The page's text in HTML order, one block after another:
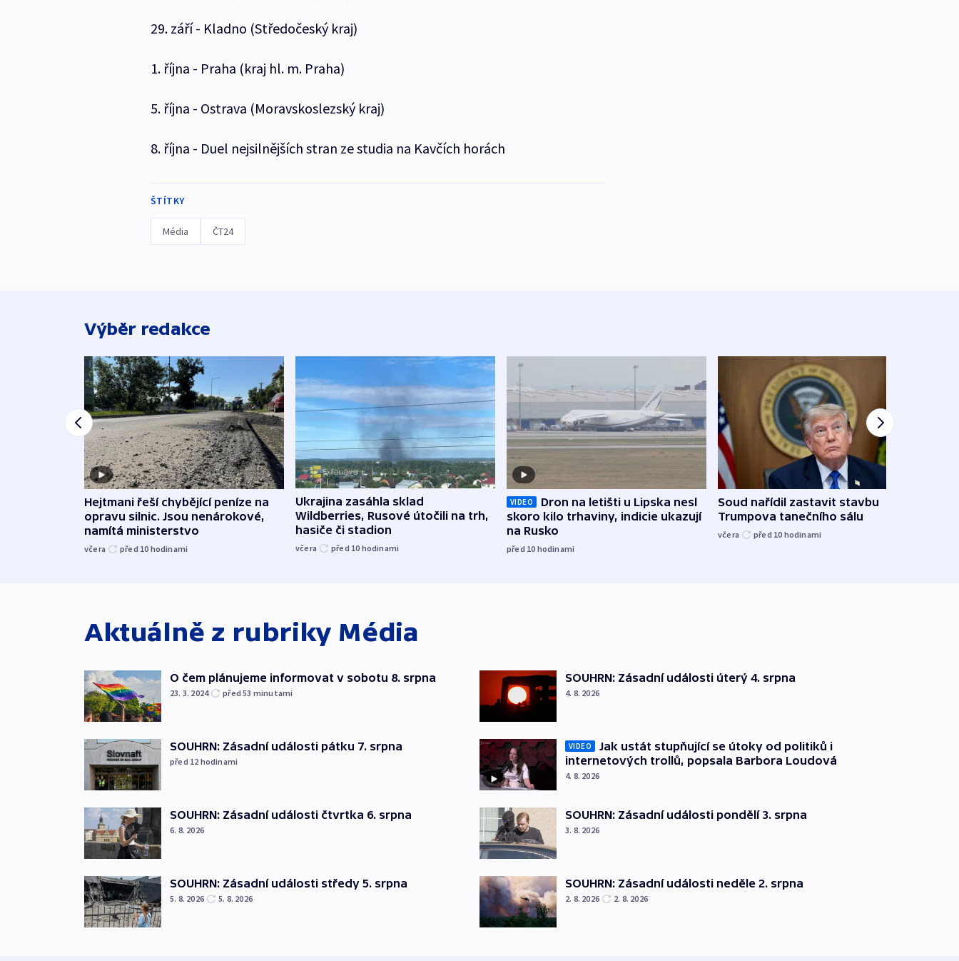
29. září - Kladno (Středočeský kraj)
1. října - Praha (kraj hl. m. Praha)
5. října - Ostrava (Moravskoslezský kraj)
8. října - Duel nejsilnějších stran ze studia na Kavčích horách
ŠTÍTKY
Média ČT24
Výběr redakce
Hejtmani řeší chybějící peníze na
opravu silnic. Jsou nenárokové,
namítá ministerstvo
včera před 10 hodinami
Ukrajina zasáhla sklad
Wildberries, Rusové útočili na trh,
hasiče či stadion
včera před 10 hodinami
VIDEO
Dron na letišti u Lipska nesl
skoro kilo trhaviny, indicie ukazují
na Rusko
před 10 hodinami
Soud nařídil zastavit stavbu
Trumpova tanečního sálu
včera před 10 hodinami
Aktuálně z rubriky Média
O čem plánujeme informovat v sobotu 8. srpna
23. 3. 2024 před 53 minutami
SOUHRN: Zásadní události pátku 7. srpna
před 12 hodinami
SOUHRN: Zásadní události čtvrtka 6. srpna
6. 8. 2026
SOUHRN: Zásadní události středy 5. srpna
5. 8. 2026 5. 8. 2026
SOUHRN: Zásadní události úterý 4. srpna
4. 8. 2026
VIDEO
Jak ustát stupňující se útoky od politiků i
internetových trollů, popsala Barbora Loudová
4. 8. 2026
SOUHRN: Zásadní události pondělí 3. srpna
3. 8. 2026
SOUHRN: Zásadní události neděle 2. srpna
2. 8. 2026 2. 8. 2026